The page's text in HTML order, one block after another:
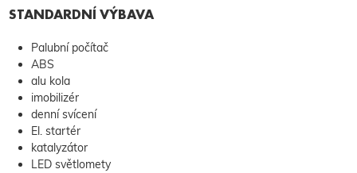
STANDARDNÍ VÝBAVA
Palubní počítač
ABS
alu kola
imobilizér
denní svícení
El. startér
katalyzátor
LED světlomety